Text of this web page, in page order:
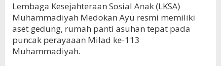
Lembaga Kesejahteraan Sosial Anak (LKSA)
Muhammadiyah Medokan Ayu resmi memiliki
aset gedung, rumah panti asuhan tepat pada
puncak perayaaan Milad ke-113
Muhammadiyah.